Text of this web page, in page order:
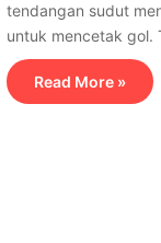
tendangan sudut
untuk mencetak gol.
Read More »